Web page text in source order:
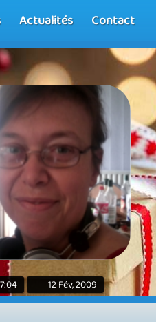
Actualités Contact
12 Fév, 2009